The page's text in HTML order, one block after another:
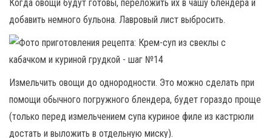
Когда овощи будут готовы, переложить их в чашу блендера и
добавить немного бульона. Лавровый лист выбросить.
Измельчить овощи до однородности. Это можно сделать при
помощи обычного погружного блендера, будет гораздо проще
(только перед измельчением супа куриное филе из кастрюли
достать и выложить в отдельную миску).